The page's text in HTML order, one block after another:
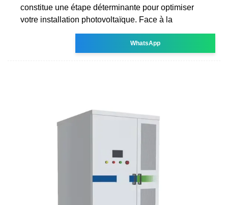
constitue une étape déterminante pour optimiser
votre installation photovoltaïque. Face à la
WhatsApp